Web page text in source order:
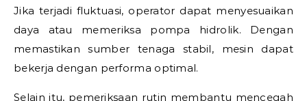
Jika terjadi fluktuasi, operator dapat menyesuaikan
daya atau memeriksa pompa hidrolik. Dengan
memastikan sumber tenaga stabil, mesin dapat
bekerja dengan performa optimal.
Selain itu, pemeriksaan rutin membantu mencegah